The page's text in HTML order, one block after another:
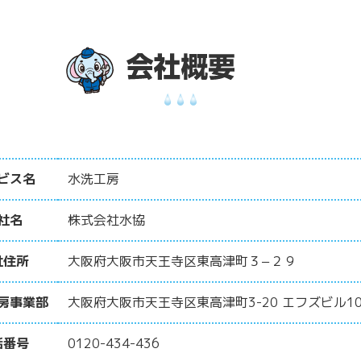
ス名 水洗工房
名 株式会社水協
所 大阪府大阪市天王寺区東高津町３−２９
事業部 大阪府大阪市天王寺区東高津町3-20 エフズビル
号 0120-434-436